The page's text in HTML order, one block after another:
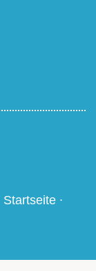
Startseite ∙